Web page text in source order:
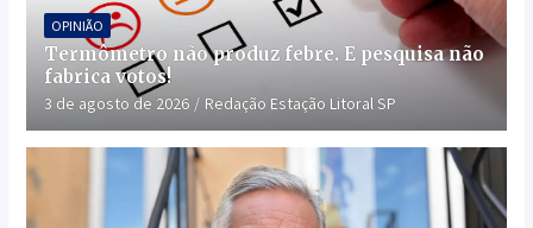
OPINIÃO
Termômetro não produz febre. E pesquisa não
fabrica votos!
3 de agosto de 2026 Redação Estação Litoral SP